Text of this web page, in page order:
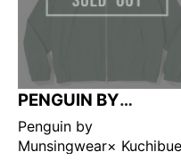
PENGUIN BY
MUNSINGWEAR
Penguin by
Munsingwear× Kuchibue